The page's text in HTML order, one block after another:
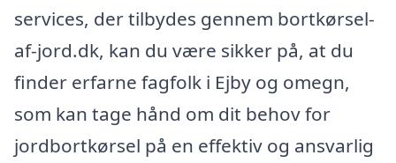
services, der tilbydes gennem bortkørsel-
af-jord.dk, kan du være sikker på, at du
finder erfarne fagfolk i Ejby og omegn,
som kan tage hånd om dit behov for
jordbortkørsel på en effektiv og ansvarlig